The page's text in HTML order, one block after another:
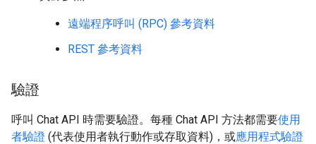
遠端程序呼叫 (RPC) 參考資料
REST 參考資料
驗證
呼叫 Chat API 時需要驗證。每種 Chat API 方法都需要使用
者驗證 (代表使用者執行動作或存取資料)，或應用程式驗證